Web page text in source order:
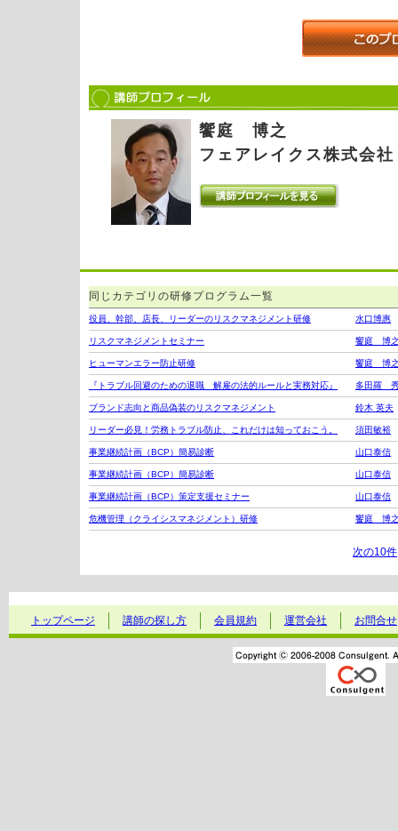
饗庭 博之
フェアレイクス株式会社
同じカテゴリの研修プログラム一覧
役員、幹部、店長、リーダーのリスクマネジメント研修 水口博惠
リスクマネジメントセミナー 饗庭 博
ヒューマンエラー防止研修 饗庭 博
『トラブル回避のための退職 解雇の法的ルールと実務対応』 多田羅
ブランド志向と商品偽装のリスクマネジメント 鈴木 英夫
リーダー必見！労務トラブル防止、これだけは知っておこう。 須田敏裕
事業継続計画（BCP）簡易診断 山口泰信
事業継続計画（BCP）簡易診断 山口泰信
事業継続計画（BCP）策定支援セミナー 山口泰信
危機管理（クライシスマネジメント）研修 饗庭 博
次の10件
トップページ 講師の探し方 会員規約 運営会社 お問合せ